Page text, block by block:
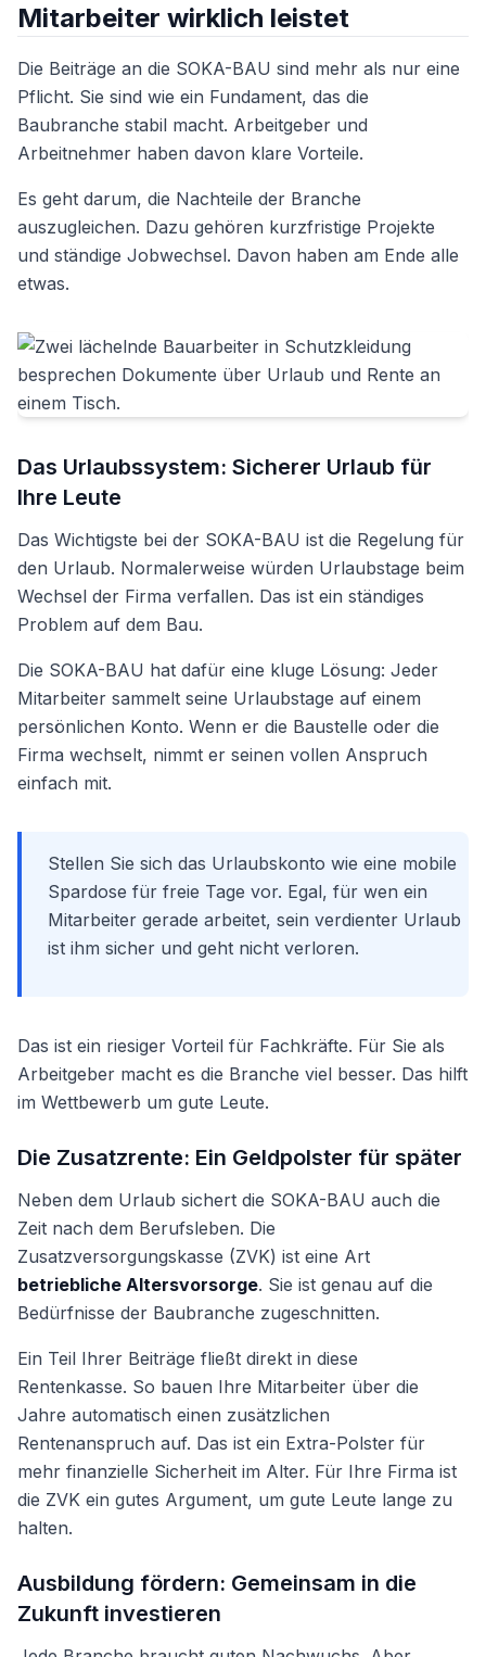
Mitarbeiter wirklich leistet
Die Beiträge an die SOKA-BAU sind mehr als nur eine
Pflicht. Sie sind wie ein Fundament, das die
Baubranche stabil macht. Arbeitgeber und
Arbeitnehmer haben davon klare Vorteile.
Es geht darum, die Nachteile der Branche
auszugleichen. Dazu gehören kurzfristige Projekte
und ständige Jobwechsel. Davon haben am Ende alle
etwas.
Das Urlaubssystem: Sicherer Urlaub für
Ihre Leute
Das Wichtigste bei der SOKA-BAU ist die Regelung für
den Urlaub. Normalerweise würden Urlaubstage beim
Wechsel der Firma verfallen. Das ist ein ständiges
Problem auf dem Bau.
Die SOKA-BAU hat dafür eine kluge Lösung: Jeder
Mitarbeiter sammelt seine Urlaubstage auf einem
persönlichen Konto. Wenn er die Baustelle oder die
Firma wechselt, nimmt er seinen vollen Anspruch
einfach mit.
Stellen Sie sich das Urlaubskonto wie eine mobile
Spardose für freie Tage vor. Egal, für wen ein
Mitarbeiter gerade arbeitet, sein verdienter Urlaub
ist ihm sicher und geht nicht verloren.
Das ist ein riesiger Vorteil für Fachkräfte. Für Sie als
Arbeitgeber macht es die Branche viel besser. Das hilft
im Wettbewerb um gute Leute.
Die Zusatzrente: Ein Geldpolster für später
Neben dem Urlaub sichert die SOKA-BAU auch die
Zeit nach dem Berufsleben. Die
Zusatzversorgungskasse (ZVK) ist eine Art
betriebliche Altersvorsorge. Sie ist genau auf die
Bedürfnisse der Baubranche zugeschnitten.
Ein Teil Ihrer Beiträge fließt direkt in diese
Rentenkasse. So bauen Ihre Mitarbeiter über die
Jahre automatisch einen zusätzlichen
Rentenanspruch auf. Das ist ein Extra-Polster für
mehr finanzielle Sicherheit im Alter. Für Ihre Firma ist
die ZVK ein gutes Argument, um gute Leute lange zu
halten.
Ausbildung fördern: Gemeinsam in die
Zukunft investieren